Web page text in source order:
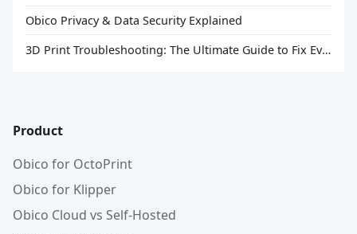
Obico Privacy & Data Security Explained
3D Print Troubleshooting: The Ultimate Guide to Fix Every Common Problem [2026]
Product
Obico for OctoPrint
Obico for Klipper
Obico Cloud vs Self-Hosted